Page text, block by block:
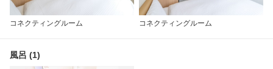
コネクティングルーム コネクティングルーム
風呂 (1)